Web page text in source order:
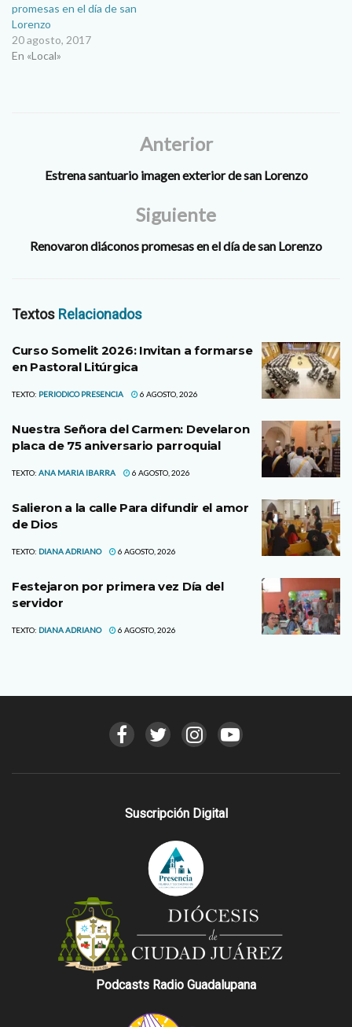
promesas en el día de san
Lorenzo
20 agosto, 2017
En «Local»
Anterior
Estrena santuario imagen exterior de san Lorenzo
Siguiente
Renovaron diáconos promesas en el día de san Lorenzo
Textos Relacionados
Curso Somelit 2026: Invitan a formarse
en Pastoral Litúrgica
TEXTO: PERIODICO PRESENCIA 6 AGOSTO, 2026
Nuestra Señora del Carmen: Develaron
placa de 75 aniversario parroquial
TEXTO: ANA MARIA IBARRA 6 AGOSTO, 2026
Salieron a la calle Para difundir el amor
de Dios
TEXTO: DIANA ADRIANO 6 AGOSTO, 2026
Festejaron por primera vez Día del
servidor
TEXTO: DIANA ADRIANO 6 AGOSTO, 2026
Suscripción Digital
Podcasts Radio Guadalupana